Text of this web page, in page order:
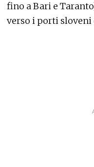
fino a Bari e
verso i porti sloveni